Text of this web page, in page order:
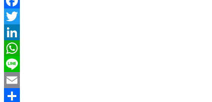
Facebook
Twitter
LinkedIn
WhatsApp
Line
Email